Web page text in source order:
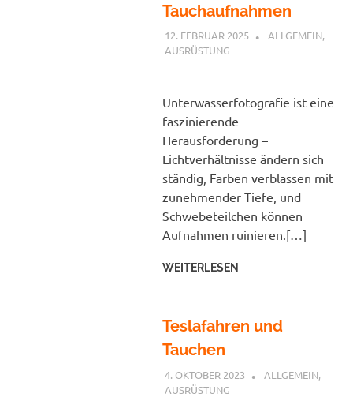
Tauchaufnahmen
12. FEBRUAR 2025 PETER
ALLGEMEIN,
AUSRÜSTUNG
Unterwasserfotografie ist eine
faszinierende
Herausforderung –
Lichtverhältnisse ändern sich
ständig, Farben verblassen mit
zunehmender Tiefe, und
Schwebeteilchen können
Aufnahmen ruinieren.[…]
WEITERLESEN
Teslafahren und
Tauchen
4. OKTOBER 2023 PETER
ALLGEMEIN,
AUSRÜSTUNG